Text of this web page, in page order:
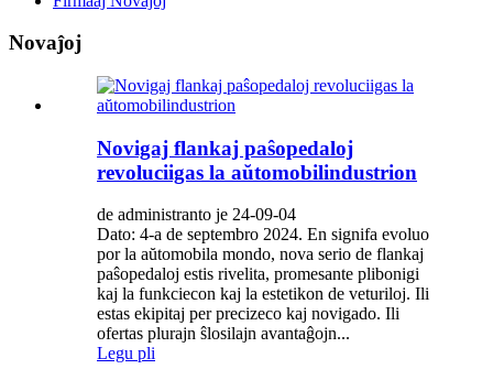
Novaĵoj
Novigaj flankaj paŝopedaloj
revoluciigas la aŭtomobilindustrion
de administranto je 24-09-04
Dato: 4-a de septembro 2024. En signifa evoluo
por la aŭtomobila mondo, nova serio de flankaj
paŝopedaloj estis rivelita, promesante plibonigi
kaj la funkciecon kaj la estetikon de veturiloj. Ili
estas ekipitaj per precizeco kaj novigado. Ili
ofertas plurajn ŝlosilajn avantaĝojn...
Legu pli